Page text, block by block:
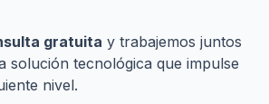
gratuita y trabajemos juntos
solución tecnológica que impulse
nivel.